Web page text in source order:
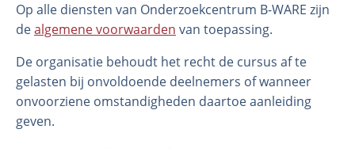
Op alle diensten van Onderzoekcentrum B-WARE zijn
dealgemene voorwaarden van toepassing.
De organisatie behoudt het recht de cursus af te
gelasten bij onvoldoende deelnemers of wanneer
onvoorziene omstandigheden daartoe aanleiding
geven.